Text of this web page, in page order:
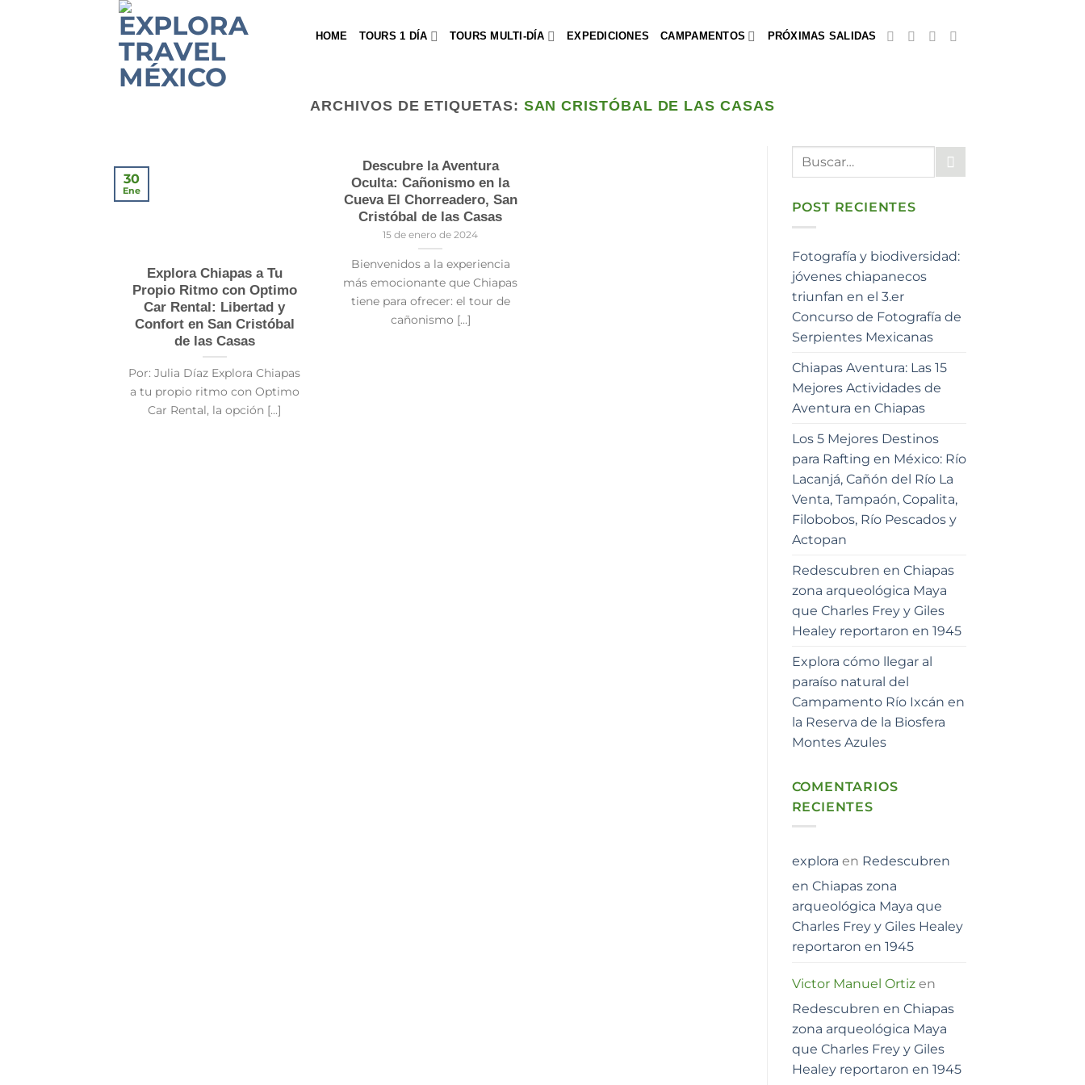
HOME TOURS 1 DÍA TOURS MULTI-DÍA EXPEDICIONES CAMPAMENTOS PRÓXIMAS SALIDAS
ARCHIVOS DE ETIQUETAS: SAN CRISTÓBAL DE LAS CASAS
Explora Chiapas a Tu
Propio Ritmo con Optimo
Car Rental: Libertad y
Confort en San Cristóbal
de las Casas
Por: Julia Díaz Explora Chiapas
a tu propio ritmo con Optimo
Car Rental, la opción [...]
30
Ene
Descubre la Aventura
Oculta: Cañonismo en la
Cueva El Chorreadero, San
Cristóbal de las Casas
15 de enero de 2024
Bienvenidos a la experiencia
más emocionante que Chiapas
tiene para ofrecer: el tour de
cañonismo [...]
POST RECIENTES
Fotografía y biodiversidad:
jóvenes chiapanecos
triunfan en el 3.er
Concurso de Fotografía de
Serpientes Mexicanas
Chiapas Aventura: Las 15
Mejores Actividades de
Aventura en Chiapas
Los 5 Mejores Destinos
para Rafting en México: Río
Lacanjá, Cañón del Río La
Venta, Tampaón, Copalita,
Filobobos, Río Pescados y
Actopan
Redescubren en Chiapas
zona arqueológica Maya
que Charles Frey y Giles
Healey reportaron en 1945
Explora cómo llegar al
paraíso natural del
Campamento Río Ixcán en
la Reserva de la Biosfera
Montes Azules
COMENTARIOS
RECIENTES
explora en Redescubren
en Chiapas zona
arqueológica Maya que
Charles Frey y Giles Healey
reportaron en 1945
Victor Manuel Ortizen
Redescubren en Chiapas
zona arqueológica Maya
que Charles Frey y Giles
Healey reportaron en 1945